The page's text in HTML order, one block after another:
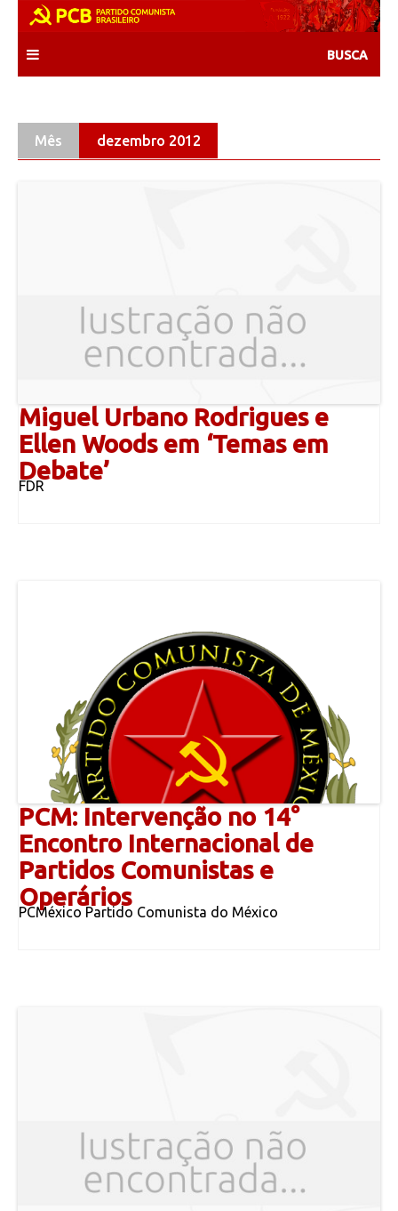
content
Mês dezembro 2012
Miguel Urbano Rodrigues e
Ellen Woods em ‘Temas em
Debate’
FDR
PCM: Intervenção no 14°
Encontro Internacional de
Partidos Comunistas e
Operários
PCMéxico Partido Comunista do México